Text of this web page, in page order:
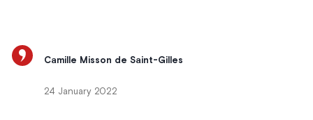
Camille Misson de Saint-Gilles
24 January 2022